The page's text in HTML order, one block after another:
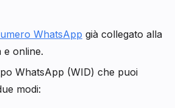
WhatsApp già collegato alla
e online.
WhatsApp (WID) che puoi
modi: